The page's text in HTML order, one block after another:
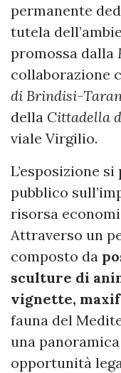
permanente
tutela
promossa dalla
collaborazione
di Brindisi-
della Cittadella
viale Virgilio.
L’esposizione
pubblico
risorsa
Attraverso un
composto da
sculture di
vignette,
fauna del
una
opportunità